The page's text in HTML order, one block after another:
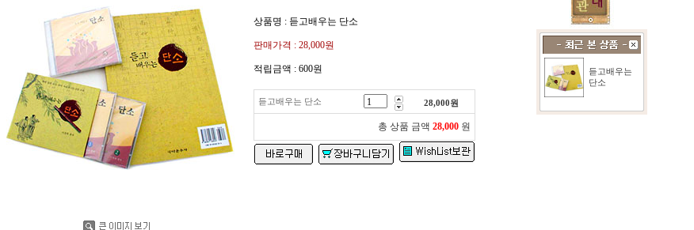
상품명 : 듣고배우는 단소
판매가격 : 28,000원
적립금액 : 600원
듣고배우는 단소 28,000원
총 상품 금액 28,000 원
듣고배우는
단소